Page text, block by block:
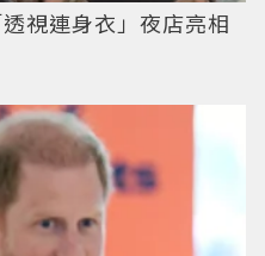
視連身衣」夜店亮相